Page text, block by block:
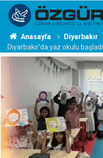
Anasayfa Diyarbakır
Diyarbakır’da yaz okulu başladı